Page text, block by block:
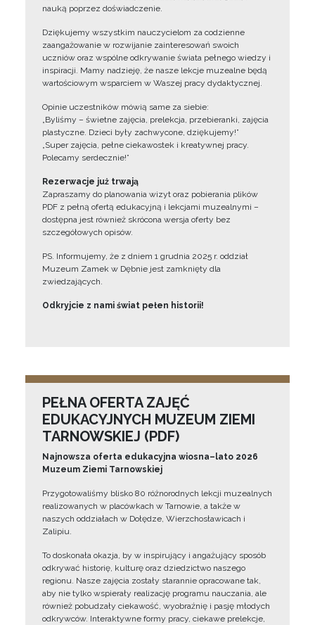
nauką poprzez doświadczenie.
Dziękujemy wszystkim nauczycielom za codzienne
zaangażowanie w rozwijanie zainteresowań swoich
uczniów oraz wspólne odkrywanie świata pełnego wiedzy i
inspiracji. Mamy nadzieję, że nasze lekcje muzealne będą
wartościowym wsparciem w Waszej pracy dydaktycznej.
Opinie uczestników mówią same za siebie:
„Byliśmy – świetne zajęcia, prelekcja, przebieranki, zajęcia
plastyczne. Dzieci były zachwycone, dziękujemy!”
„Super zajęcia, pełne ciekawostek i kreatywnej pracy.
Polecamy serdecznie!”
Rezerwacje już trwają
Zapraszamy do planowania wizyt oraz pobierania plików
PDF z pełną ofertą edukacyjną i lekcjami muzealnymi –
dostępna jest również skrócona wersja oferty bez
szczegółowych opisów.
PS. Informujemy, że z dniem 1 grudnia 2025 r. oddział
Muzeum Zamek w Dębnie jest zamknięty dla
zwiedzających.
Odkryjcie z nami świat pełen historii!
PEŁNA OFERTA ZAJĘĆ
EDUKACYJNYCH MUZEUM ZIEMI
TARNOWSKIEJ (PDF)
Najnowsza oferta edukacyjna wiosna–lato 2026
Muzeum Ziemi Tarnowskiej
Przygotowaliśmy blisko 80 różnorodnych lekcji muzealnych
realizowanych w placówkach w Tarnowie, a także w
naszych oddziałach w Dołędze, Wierzchosławicach i
Zalipiu.
To doskonała okazja, by w inspirujący i angażujący sposób
odkrywać historię, kulturę oraz dziedzictwo naszego
regionu. Nasze zajęcia zostały starannie opracowane tak,
aby nie tylko wspierały realizację programu nauczania, ale
również pobudzały ciekawość, wyobraźnię i pasję młodych
odkrywców. Interaktywne formy pracy, ciekawe prelekcje,